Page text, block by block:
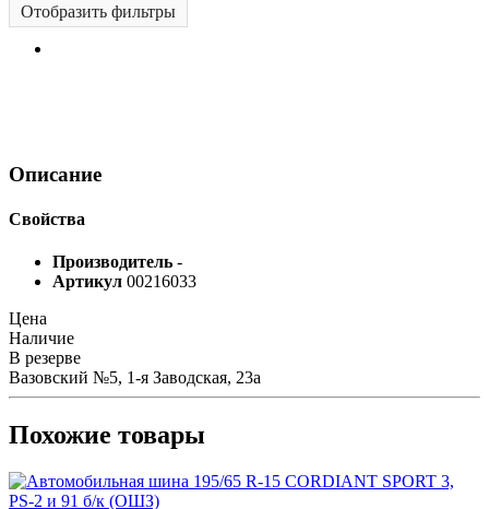
Отобразить фильтры
Описание
Свойства
Производитель -
Артикул 00216033
Цена
Наличие
В резерве
Вазовский №5, 1-я Заводская, 23а
Похожие товары